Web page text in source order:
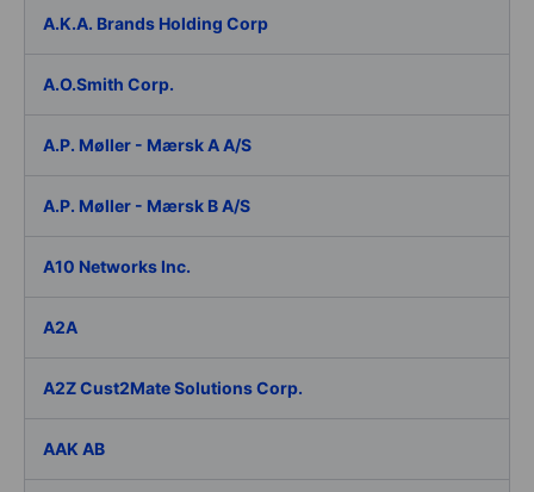
A.K.A. Brands Holding Corp
A.O.Smith Corp.
A.P. Møller - Mærsk A A/S
A.P. Møller - Mærsk B A/S
A10 Networks Inc.
A2A
A2Z Cust2Mate Solutions Corp.
AAK AB